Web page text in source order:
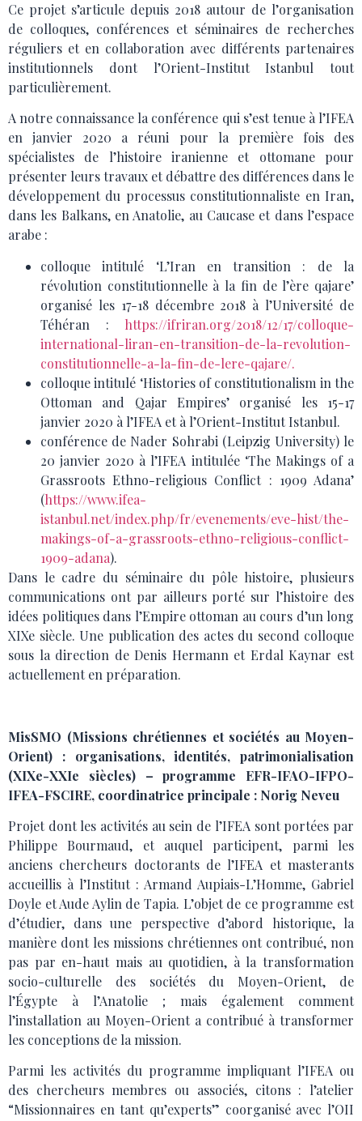
Ce projet s’articule depuis 2018 autour de l’organisation
de colloques, conférences et séminaires de recherches
réguliers et en collaboration avec différents partenaires
institutionnels dont l’Orient-Institut Istanbul tout
particulièrement.
A notre connaissance la conférence qui s’est tenue à l’IFEA
en janvier 2020 a réuni pour la première fois des
spécialistes de l’histoire iranienne et ottomane pour
présenter leurs travaux et débattre des différences dans le
développement du processus constitutionnaliste en Iran,
dans les Balkans, en Anatolie, au Caucase et dans l’espace
arabe :
colloque intitulé ‘L’Iran en transition : de la
révolution constitutionnelle à la fin de l’ère qajare’
organisé les 17-18 décembre 2018 à l’Université de
Téhéran : https://ifriran.org/2018/12/17/colloque-
international-liran-en-transition-de-la-revolution-
constitutionnelle-a-la-fin-de-lere-qajare/.
colloque intitulé ‘Histories of constitutionalism in the
Ottoman and Qajar Empires’ organisé les 15-17
janvier 2020 à l’IFEA et à l’Orient-Institut Istanbul.
conférence de Nader Sohrabi (Leipzig University) le
20 janvier 2020 à l’IFEA intitulée ‘The Makings of a
Grassroots Ethno-religious Conflict : 1909 Adana’
(https://www.ifea-
istanbul.net/index.php/fr/evenements/eve-hist/the-
makings-of-a-grassroots-ethno-religious-conflict-
1909-adana).
Dans le cadre du séminaire du pôle histoire, plusieurs
communications ont par ailleurs porté sur l’histoire des
idées politiques dans l’Empire ottoman au cours d’un long
XIXe siècle. Une publication des actes du second colloque
sous la direction de Denis Hermann et Erdal Kaynar est
actuellement en préparation.
MisSMO (Missions chrétiennes et sociétés au Moyen-
Orient) : organisations, identités, patrimonialisation
(XIXe-XXIe siècles) – programme EFR-IFAO-IFPO-
IFEA-FSCIRE, coordinatrice principale : Norig Neveu
Projet dont les activités au sein de l’IFEA sont portées par
Philippe Bourmaud, et auquel participent, parmi les
anciens chercheurs doctorants de l’IFEA et masterants
accueillis à l’Institut : Armand Aupiais-L’Homme, Gabriel
Doyle et Aude Aylin de Tapia. L’objet de ce programme est
d’étudier, dans une perspective d’abord historique, la
manière dont les missions chrétiennes ont contribué, non
pas par en-haut mais au quotidien, à la transformation
socio-culturelle des sociétés du Moyen-Orient, de
l’Égypte à l’Anatolie ; mais également comment
l’installation au Moyen-Orient a contribué à transformer
les conceptions de la mission.
Parmi les activités du programme impliquant l’IFEA ou
des chercheurs membres ou associés, citons : l’atelier
“Missionnaires en tant qu’experts” coorganisé avec l’OII